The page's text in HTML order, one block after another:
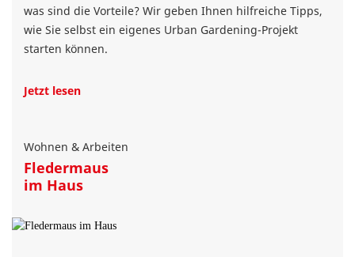
was sind die Vorteile? Wir geben Ihnen hilfreiche Tipps,
wie Sie selbst ein eigenes Urban Gardening-Projekt
starten können.
Jetzt lesen
Wohnen & Arbeiten
Fledermaus
im Haus